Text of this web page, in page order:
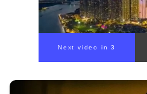
00:00/ 00:56